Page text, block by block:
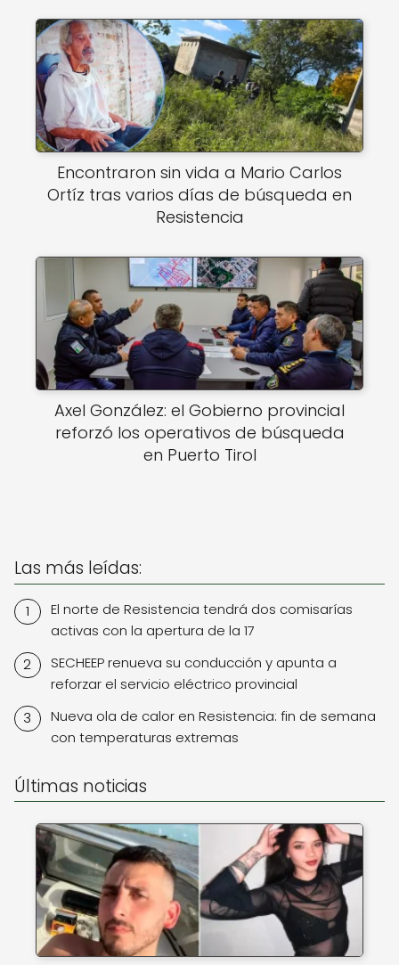
Encontraron sin vida a Mario Carlos
Ortíz tras varios días de búsqueda en
Resistencia
Axel González: el Gobierno provincial
reforzó los operativos de búsqueda
en Puerto Tirol
Las más leídas:
El norte de Resistencia tendrá dos comisarías
activas con la apertura de la 17
SECHEEP renueva su conducción y apunta a
reforzar el servicio eléctrico provincial
Nueva ola de calor en Resistencia: fin de semana
con temperaturas extremas
Últimas noticias